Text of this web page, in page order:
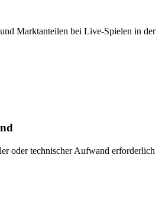
Marktanteilen bei Live-Spielen in der
oder technischer Aufwand erforderlich